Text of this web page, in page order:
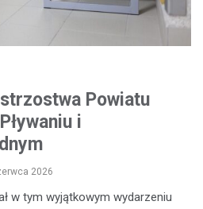
Powiatu
i
2026
w tym wyjątkowym wydarzeniu